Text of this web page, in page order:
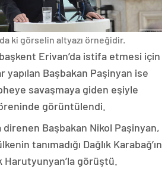
ki görselin altyazı örneğidir.
Erivan’da istifa etmesi için
Başbakan Paşinyan ise
savaşmaya giden eşiyle
görüntülendi.
direnen Başbakan Nikol Paşinyan,
tanımadığı Dağlık Karabağ’ın
görüştü.